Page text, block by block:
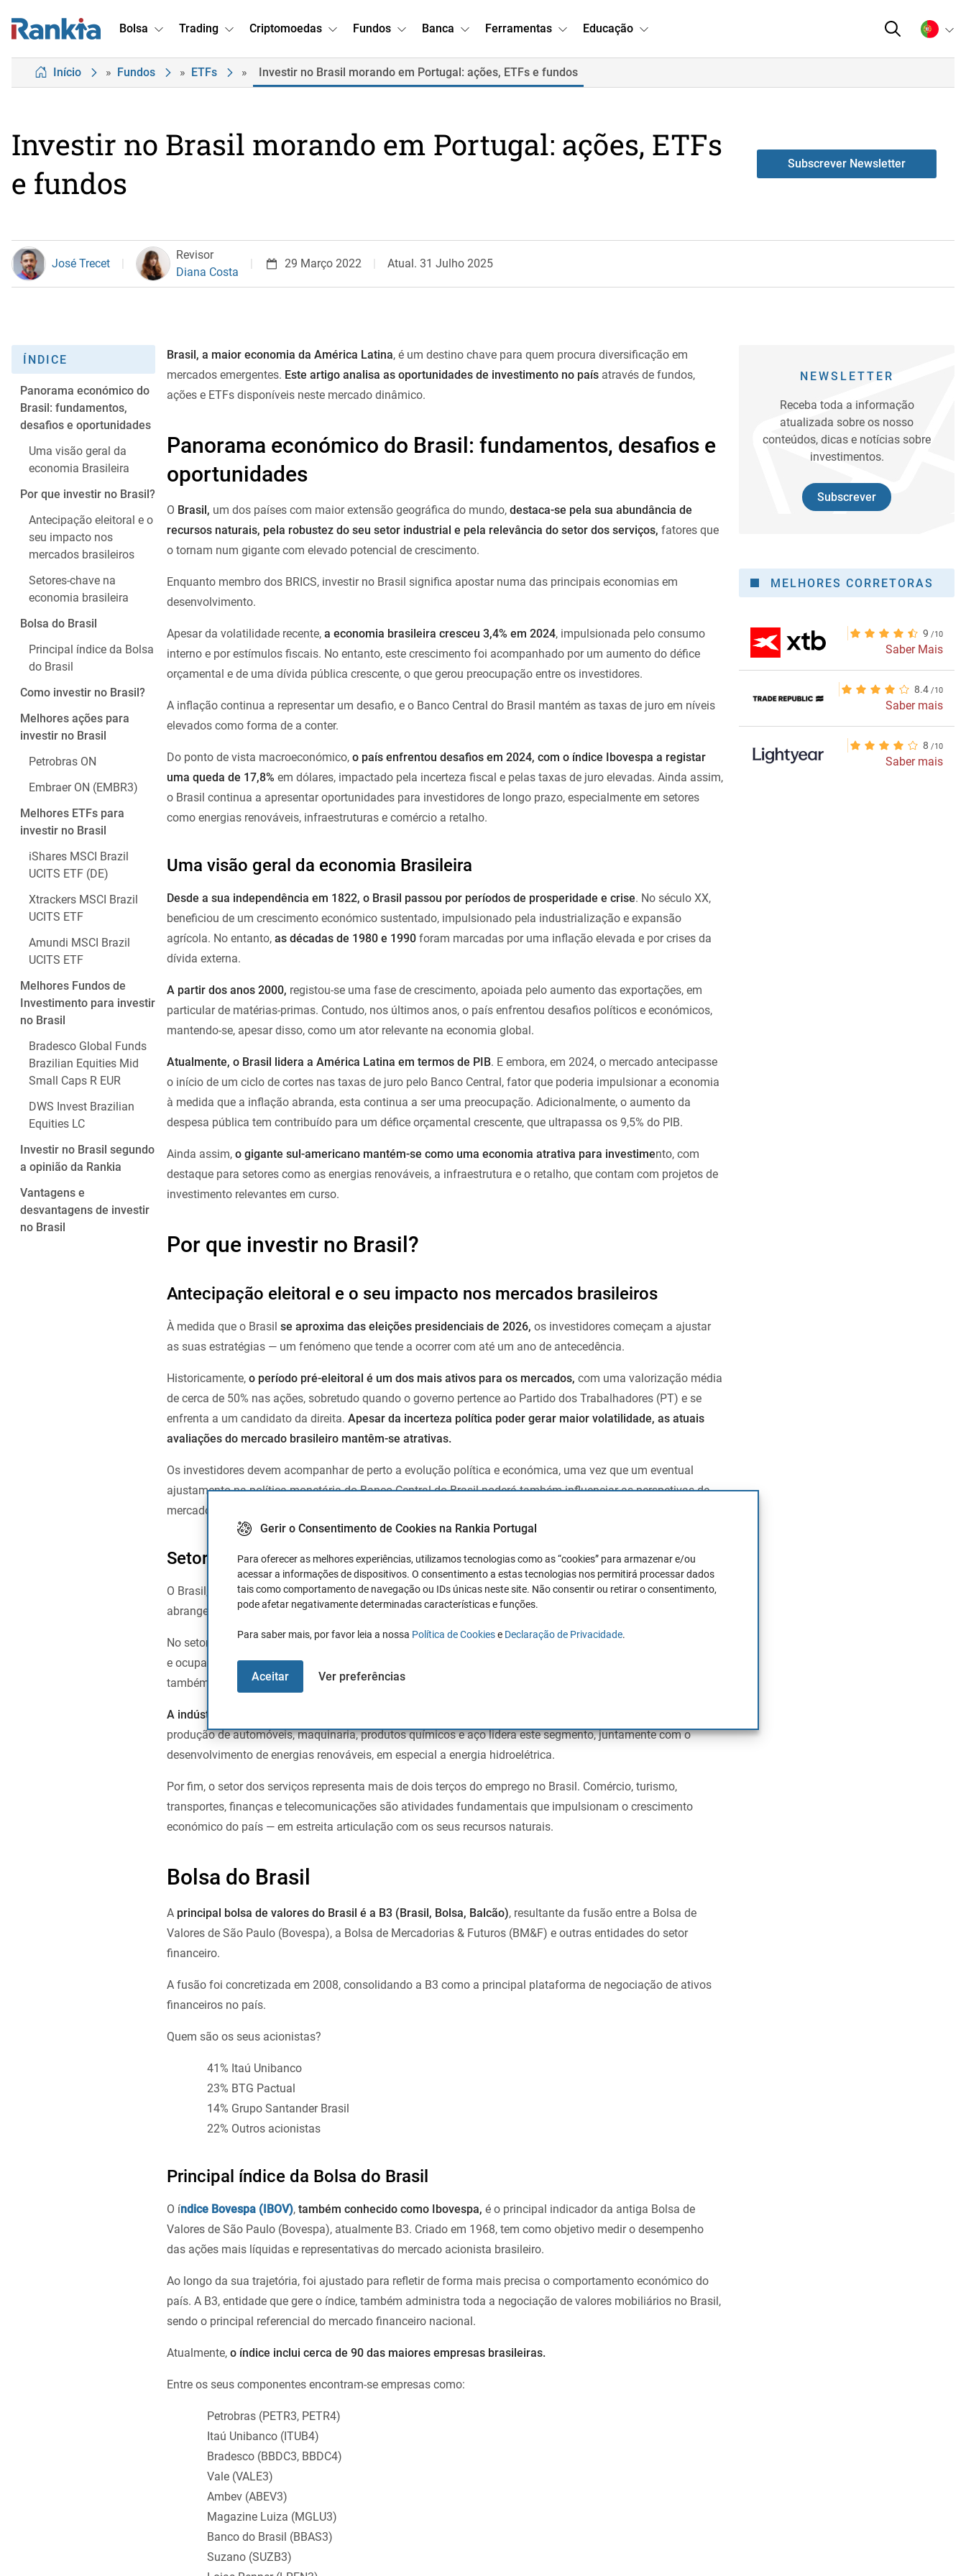
Gerir o Consentimento de Cookies na Rankia Portugal
Para oferecer as melhores experiências, utilizamos tecnologias como as “cookies” para armazenar e/ou
acessar a informações de dispositivos. O consentimento a estas tecnologias nos permitirá processar dados
tais como comportamento de navegação ou IDs únicas neste site. Não consentir ou retirar o consentimento,
pode afetar negativamente determinadas características e funções.
Para saber mais, por favor leia a nossa Política de Cookiese Declaração de Privacidade.
Aceitar Ver preferências
Bolsa Trading Criptomoedas Fundos Banca Ferramentas Educação
Início » Fundos » ETFs » Investir no Brasil morando em Portugal: ações, ETFs e fundos
Investir no Brasil morando em Portugal: ações, ETFs
e fundos
Subscrever Newsletter
José Trecet
Revisor
Diana Costa
29 Março 2022 Atual. 31 Julho 2025
ÍNDICE
Panorama económico do
Brasil: fundamentos,
desafios e oportunidades
Uma visão geral da
economia Brasileira
Por que investir no Brasil?
Antecipação eleitoral e o
seu impacto nos
mercados brasileiros
Setores-chave na
economia brasileira
Bolsa do Brasil
Principal índice da Bolsa
do Brasil
Como investir no Brasil?
Melhores ações para
investir no Brasil
Petrobras ON
Embraer ON (EMBR3)
Melhores ETFs para
investir no Brasil
iShares MSCI Brazil
UCITS ETF (DE)
Xtrackers MSCI Brazil
UCITS ETF
Amundi MSCI Brazil
UCITS ETF
Melhores Fundos de
Investimento para investir
no Brasil
Bradesco Global Funds
Brazilian Equities Mid
Small Caps R EUR
DWS Invest Brazilian
Equities LC
Investir no Brasil segundo
a opinião da Rankia
Vantagens e
desvantagens de investir
no Brasil
Brasil, a maior economia da América Latina, é um destino chave para quem procura diversificação em
mercados emergentes. Este artigo analisa as oportunidades de investimento no país através de fundos,
ações e ETFs disponíveis neste mercado dinâmico.
Panorama económico do Brasil: fundamentos, desafios e
oportunidades
O Brasil, um dos países com maior extensão geográfica do mundo, destaca-se pela sua abundância de
recursos naturais, pela robustez do seu setor industrial e pela relevância do setor dos serviços, fatores que
o tornam num gigante com elevado potencial de crescimento.
Enquanto membro dos BRICS, investir no Brasil significa apostar numa das principais economias em
desenvolvimento.
Apesar da volatilidade recente, a economia brasileira cresceu 3,4% em 2024, impulsionada pelo consumo
interno e por estímulos fiscais. No entanto, este crescimento foi acompanhado por um aumento do défice
orçamental e de uma dívida pública crescente, o que gerou preocupação entre os investidores.
A inflação continua a representar um desafio, e o Banco Central do Brasil mantém as taxas de juro em níveis
elevados como forma de a conter.
Do ponto de vista macroeconómico, o país enfrentou desafios em 2024, com o índice Ibovespa a registar
uma queda de 17,8% em dólares, impactado pela incerteza fiscal e pelas taxas de juro elevadas. Ainda assim,
o Brasil continua a apresentar oportunidades para investidores de longo prazo, especialmente em setores
como energias renováveis, infraestruturas e comércio a retalho.
Uma visão geral da economia Brasileira
Desde a sua independência em 1822, o Brasil passou por períodos de prosperidade e crise. No século XX,
beneficiou de um crescimento económico sustentado, impulsionado pela industrialização e expansão
agrícola. No entanto, as décadas de 1980 e 1990 foram marcadas por uma inflação elevada e por crises da
dívida externa.
A partir dos anos 2000, registou-se uma fase de crescimento, apoiada pelo aumento das exportações, em
particular de matérias-primas. Contudo, nos últimos anos, o país enfrentou desafios políticos e económicos,
mantendo-se, apesar disso, como um ator relevante na economia global.
Atualmente, o Brasil lidera a América Latina em termos de PIB. E embora, em 2024, o mercado antecipasse
o início de um ciclo de cortes nas taxas de juro pelo Banco Central, fator que poderia impulsionar a economia
à medida que a inflação abranda, esta continua a ser uma preocupação. Adicionalmente, o aumento da
despesa pública tem contribuído para um défice orçamental crescente, que ultrapassa os 9,5% do PIB.
Ainda assim, o gigante sul-americano mantém-se como uma economia atrativa para investimento, com
destaque para setores como as energias renováveis, a infraestrutura e o retalho, que contam com projetos de
investimento relevantes em curso.
Por que investir no Brasil?
Antecipação eleitoral e o seu impacto nos mercados brasileiros
À medida que o Brasil se aproxima das eleições presidenciais de 2026, os investidores começam a ajustar
as suas estratégias — um fenómeno que tende a ocorrer com até um ano de antecedência.
Historicamente, o período pré-eleitoral é um dos mais ativos para os mercados, com uma valorização média
de cerca de 50% nas ações, sobretudo quando o governo pertence ao Partido dos Trabalhadores (PT) e se
enfrenta a um candidato da direita. Apesar da incerteza política poder gerar maior volatilidade, as atuais
avaliações do mercado brasileiro mantêm-se atrativas.
Os investidores devem acompanhar de perto a evolução política e económica, uma vez que um eventual
ajustamento na política monetária do Banco Central do Brasil poderá também influenciar as perspetivas de
mercado. Assim, apesar da volatilidade, as oportunidades para 2025 continuam promissoras.
Setores-chave na economia brasileira
O Brasil, com o seu vasto território e abundantes recursos naturais,possui uma economia diversificada,que
abrange atividades dos setores primário, secundário e terciário.
No setor primário,a agricultura continua a ser um pilar essencial.O país é o maior produtor mundial de café
e ocupa posições de destaque nas exportações de soja, cana-de-açúcar, citrinos e carne. A indústria mineira
também assume um papel estratégico, com grandes reservas de ferro, carvão, ouro e petróleo.
A indústria brasileira é a segunda maior do continente americano,
produção de automóveis, maquinaria, produtos químicos e aço lidera este segmento, juntamente com o
desenvolvimento de energias renováveis, em especial a energia hidroelétrica.
Por fim, o setor dos serviços representa mais de dois terços do emprego no Brasil. Comércio, turismo,
transportes, finanças e telecomunicações são atividades fundamentais que impulsionam o crescimento
económico do país — em estreita articulação com os seus recursos naturais.
Bolsa do Brasil
A principal bolsa de valores do Brasil é a B3 (Brasil, Bolsa, Balcão), resultante da fusão entre a Bolsa de
Valores de São Paulo (Bovespa), a Bolsa de Mercadorias & Futuros (BM&F) e outras entidades do setor
financeiro.
A fusão foi concretizada em 2008, consolidando a B3 como a principal plataforma de negociação de ativos
financeiros no país.
Quem são os seus acionistas?
41% Itaú Unibanco
23% BTG Pactual
14% Grupo Santander Brasil
22% Outros acionistas
Principal índice da Bolsa do Brasil
O índice Bovespa (IBOV), também conhecido como Ibovespa, é o principal indicador da antiga Bolsa de
Valores de São Paulo (Bovespa), atualmente B3. Criado em 1968, tem como objetivo medir o desempenho
das ações mais líquidas e representativas do mercado acionista brasileiro.
Ao longo da sua trajetória, foi ajustado para refletir de forma mais precisa o comportamento económico do
país. A B3, entidade que gere o índice, também administra toda a negociação de valores mobiliários no Brasil,
sendo o principal referencial do mercado financeiro nacional.
Atualmente, o índice inclui cerca de 90 das maiores empresas brasileiras.
Entre os seus componentes encontram-se empresas como:
Petrobras (PETR3, PETR4)
Itaú Unibanco (ITUB4)
Bradesco (BBDC3, BBDC4)
Vale (VALE3)
Ambev (ABEV3)
Magazine Luiza (MGLU3)
Banco do Brasil (BBAS3)
Suzano (SUZB3)
NEWSLETTER
Receba toda a informação
atualizada sobre os nosso
conteúdos, dicas e notícias sobre
investimentos.
Subscrever
MELHORES CORRETORAS
9
Saber Mais
8.4
Saber mais
8
Saber mais